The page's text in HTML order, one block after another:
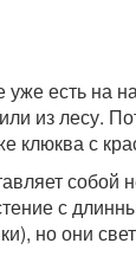
уже есть на
из лесу.
клюква с
собой
с
но они